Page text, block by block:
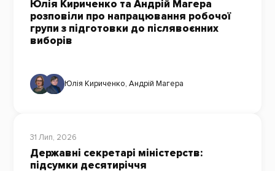
Юлія Кириченко та Андрій Магера
розповіли про напрацювання робочої
групи з підготовки до післявоєнних
виборів
Юлія Кириченко, Андрій Магера
31 Лип, 2026
Державні секретарі міністерств:
підсумки десятиріччя